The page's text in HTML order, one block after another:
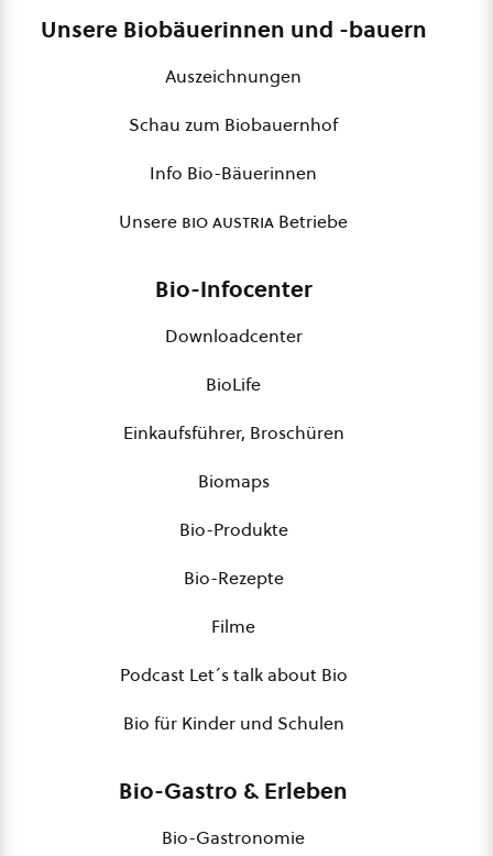
Unsere Biobäuerinnen und -bauern
Auszeichnungen
Schau zum Biobauernhof
Info Bio-Bäuerinnen
Unsere bio austria Betriebe
Bio-Infocenter
Downloadcenter
BioLife
Einkaufsführer, Broschüren
Biomaps
Bio-Produkte
Bio-Rezepte
Filme
Podcast Let´s talk about Bio
Bio für Kinder und Schulen
Bio-Gastro & Erleben
Bio-Gastronomie